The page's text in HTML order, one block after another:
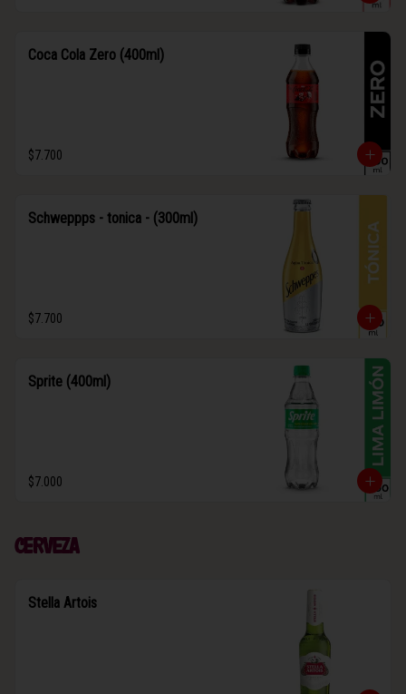
Coca Cola Zero (400ml)
$7.700
Schweppps - tonica - (300ml)
$7.700
Sprite (400ml)
$7.000
Cerveza
Stella Artois